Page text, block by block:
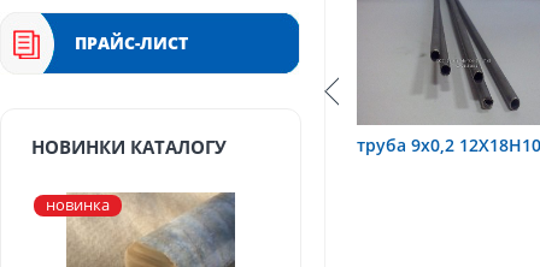
труба 9х0,2 12Х18Н10Т труба 75х1,5,
ПРАЙС-ЛИСТ
НОВИНКИ КАТАЛОГУ
новинка